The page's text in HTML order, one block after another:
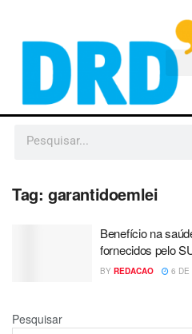
Tag: garantidoemlei
Benefício na
fornecidos pelo
BY REDACAO 6 DE
Pesquisar